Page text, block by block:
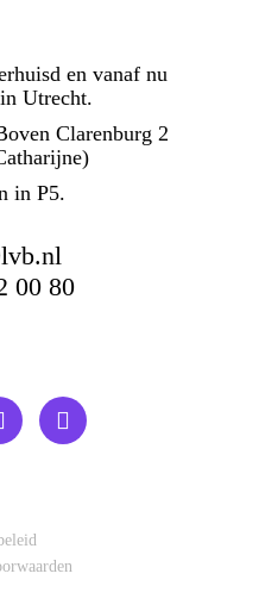
en vanaf nu
Utrecht.
Clarenburg 2
in P5.
00 80